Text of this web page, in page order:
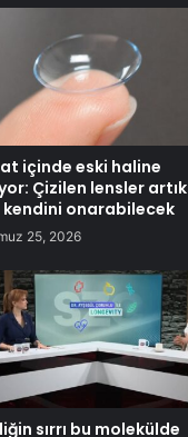
içinde eski haline
Çizilen lensler artık
kendini onarabilecek
25, 2026
sırrı bu molekülde